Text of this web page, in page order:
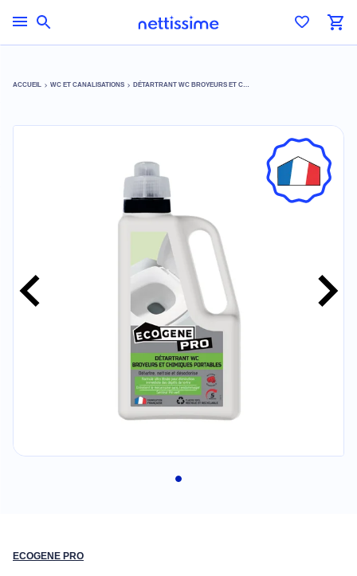
ACCUEIL WC ET CANALISATIONS DÉTARTRANT WC BROYEURS ET CHIMIQUES PORTABLES
ECOGENE PRO